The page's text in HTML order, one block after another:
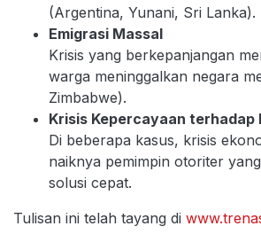
(Argentina, Yunani, Sri Lanka).
Emigrasi Massal
Krisis yang berkepanjangan
warga meninggalkan negara
Zimbabwe).
Krisis Kepercayaan terhadap
Di beberapa kasus, krisis
naiknya pemimpin otoriter
solusi cepat.
Tulisan ini telah tayang di